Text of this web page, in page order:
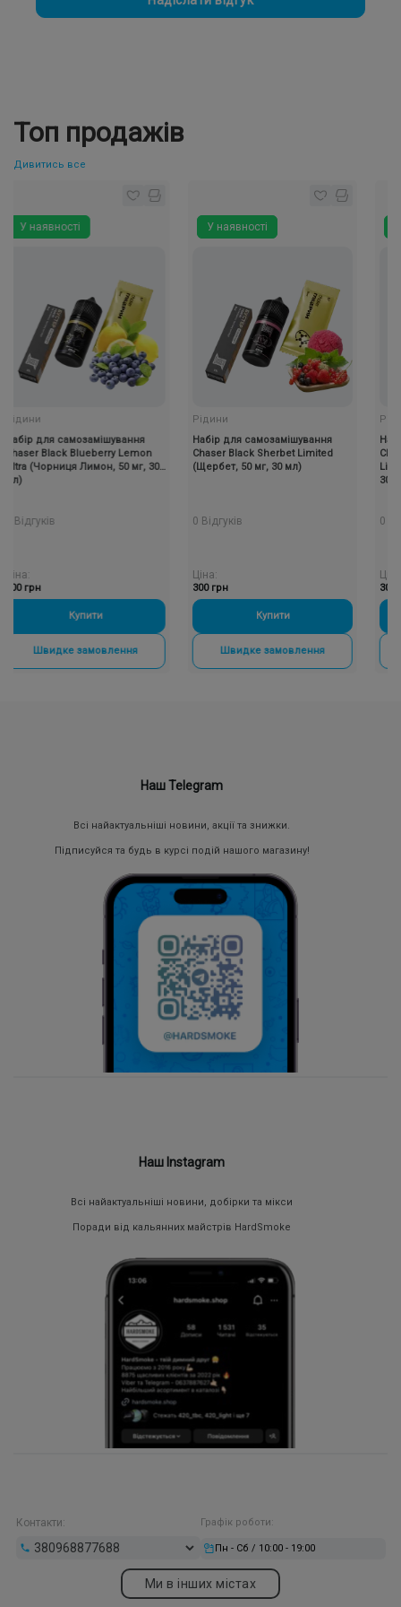
Топ продажів
Дивитись все
для самозамішування
Black Blueberry Lemon
(Чорниця Лимон, 50 мг, 30
+
Купити
Швидке замовлення
У наявності
Рідини
Набір для самозамішування
Chaser Black Sherbet Limited
(Щербет, 50 мг, 30 мл)
0 Відгуків
300 грн
+
Купити
Швидке замовлення
Рідини
Набір
Chaser
Limited
30 мл)
0 Відгуків
300 грн
Наш Telegram
Всі найактуальніші новини, акції та знижки.
Підписуйся та будь в курсі подій нашого магазину!
Наш Instagram
Всі найактуальніші новини, добірки та мікси
Поради від кальянних майстрів HardSmoke
Контакти: Графік роботи:
Пн - Сб / 10:00 - 19:00
Ми в інших містах